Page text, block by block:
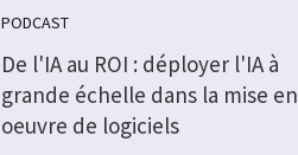
PODCAST
De l'IA au ROI : déployer l'IA à
grande échelle dans la mise en
oeuvre de logiciels